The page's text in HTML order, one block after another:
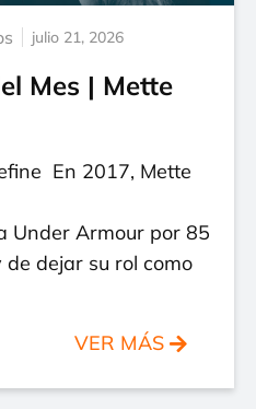
julio 21, 2026
Mes | Mette
En 2017, Mette
Under Armour por 85
dejar su rol como
VER MÁS